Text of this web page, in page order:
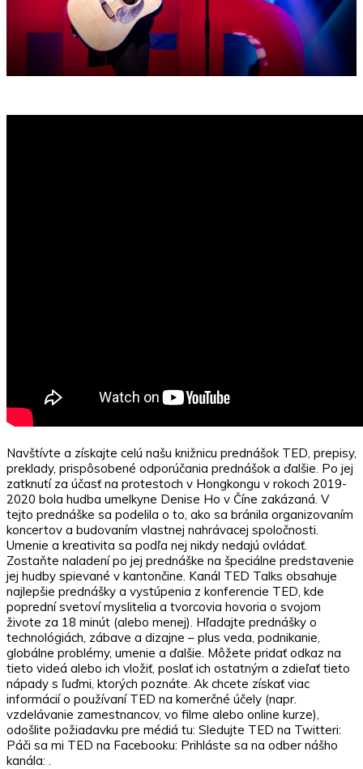
Navštívte a získajte celú našu knižnicu prednášok TED, prepisy,
preklady, prispôsobené odporúčania prednášok a ďalšie. Po jej
zatknutí za účasť na protestoch v Hongkongu v rokoch 2019-
2020 bola hudba umelkyne Denise Ho v Číne zakázaná. V
tejto prednáške sa podelila o to, ako sa bránila organizovaním
koncertov a budovaním vlastnej nahrávacej spoločnosti.
Umenie a kreativita sa podľa nej nikdy nedajú ovládať.
Zostaňte naladení po jej prednáške na špeciálne predstavenie
jej hudby spievané v kantončine. Kanál TED Talks obsahuje
najlepšie prednášky a vystúpenia z konferencie TED, kde
poprední svetoví myslitelia a tvorcovia hovoria o svojom
živote za 18 minút (alebo menej). Hľadajte prednášky o
technológiách, zábave a dizajne – plus veda, podnikanie,
globálne problémy, umenie a ďalšie. Môžete pridať odkaz na
tieto videá alebo ich vložiť, poslať ich ostatným a zdieľať tieto
nápady s ľuďmi, ktorých poznáte. Ak chcete získať viac
informácií o používaní TED na komerčné účely (napr.
vzdelávanie zamestnancov, vo filme alebo online kurze),
odošlite požiadavku pre médiá tu: Sledujte TED na Twitteri:
Páči sa mi TED na Facebooku: Prihláste sa na odber nášho
kanála: .